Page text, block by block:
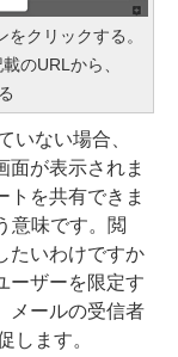
クリックする。
のURLから、
ない場合、
面が表示されま
トを共有できま
意味です。閲
たいわけですか
ーザーを限定す
メールの受信者
します。